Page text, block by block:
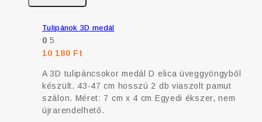
Tulipánok 3D medál
0 5
10 180 Ft
A 3D tulipáncsokor medál D elica üveggyöngyből
készült. 43-47 cm hosszú 2 db viaszolt pamut
szálon. Méret: 7 cm x 4 cm Egyedi ékszer, nem
újrarendelhető.